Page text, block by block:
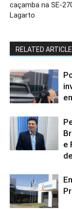
caçamba na SE-
Lagarto
RELATED
e